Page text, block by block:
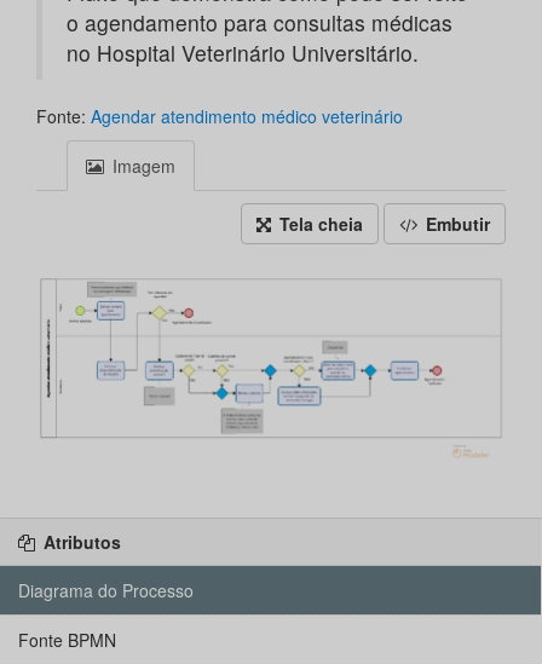
o agendamento para consultas médicas
no Hospital Veterinário Universitário.
Fonte: Agendar atendimento médico veterinário
Imagem
Tela cheia Embutir
Atributos
Diagrama do Processo
Fonte BPMN